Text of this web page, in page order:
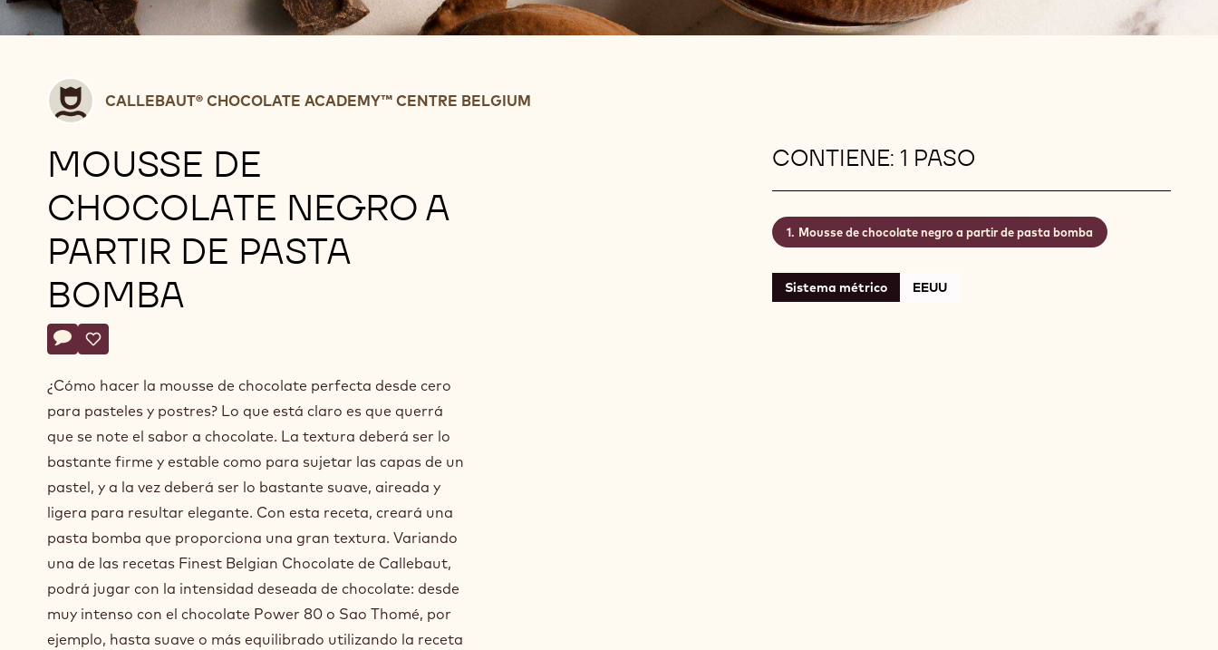
Callebaut®
CHOCOLATE
centre
Belgium
CALLEBAUT® CHOCOLATE ACADEMY™ CENTRE BELGIUM
MOUSSE DE
CHOCOLATE NEGRO A
PARTIR DE PASTA
BOMBA
Actions
Escriba un comentario
- Mousse de chocolate negro a partir de pasta bomba
Guardar
- Mousse de chocolate negro a partir de pasta bomba
¿Cómo hacer la mousse de chocolate perfecta desde cero
para pasteles y postres? Lo que está claro es que querrá
que se note el sabor a chocolate. La textura deberá ser lo
bastante firme y estable como para sujetar las capas de un
pastel, y a la vez deberá ser lo bastante suave, aireada y
ligera para resultar elegante. Con esta receta, creará una
pasta bomba que proporciona una gran textura. Variando
una de las recetas Finest Belgian Chocolate de Callebaut,
podrá jugar con la intensidad deseada de chocolate: desde
muy intenso con el chocolate Power 80 o Sao Thomé, por
ejemplo, hasta suave o más equilibrado utilizando la receta
CONTIENE: 1 PASO
Mousse de chocolate negro a partir de pasta bomba
Sistema métrico EEUU